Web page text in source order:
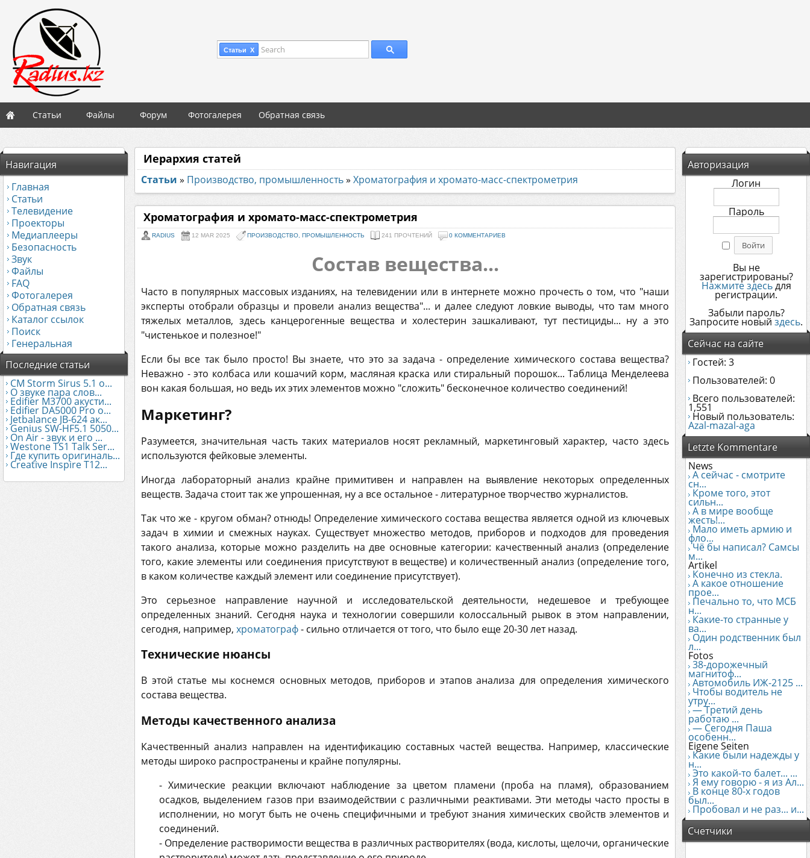
Статьи X Search
Статьи Файлы Форум Фотогалерея Обратная связь
Навигация
Главная
Статьи
Телевидение
Проекторы
Медиаплееры
Безопасность
Звук
Файлы
FAQ
Фотогалерея
Обратная связь
Каталог ссылок
Поиск
Генеральная
Последние статьи
CM Storm Sirus 5.1 о...
О звуке пара слов...
Edifier М3700 акусти...
Edifier DA5000 Pro о...
Jetbalance JB-624 ак...
Genius SW-HF5.1 5050...
On Air - звук и его ...
Westone TS1 Talk Ser...
Где купить оригиналь...
Creative Inspire T12...
Авторизация
Логин
Пароль
Вы не
зарегистрированы?
Нажмите здесьдля
регистрации.
Забыли пароль?
Запросите новый здесь.
Сейчас на сайте
Гостей: 3
Пользователей: 0
Всего пользователей:
1,551
Новый пользователь:
Azal-mazal-aga
Letzte Kommentare
News
А сейчас - смотрите
сн...
Кроме того, этот
сильн...
А в мире вообще
жесть!...
Мало иметь армию и
фло...
Чё бы написал? Самсы
м...
Artikel
Конечно из стекла.
А какое отношение
прое...
Печально то, что МСБ
н...
Какие-то странные у
ва...
Один родственник был
л...
Fotos
38-дорожечный
магнитоф...
Автомобиль ИЖ-2125 ...
Чтобы водитель не
утру...
— Третий день
работаю ...
— Сегодня Паша
особенн...
Eigene Seiten
Какие были надежды у
н...
Это какой-то балет... ...
Я ему говорю - я из Ал...
В конце 80-х годов
был...
Пробовал и не раз... и...
Счетчики
Иерархия статей
Статьи » Производство, промышленность» Хроматография и хромато-масс-спектрометрия
Хроматография и хромато-масс-спектрометрия
RADIUS 12 MAR 2025 ПРОИЗВОДСТВО, ПРОМЫШЛЕННОСТЬ 241 ПРОЧТЕНИЙ 0 КОММЕНТАРИЕВ
Состав вещества...
Часто в популярных массовых изданиях, на телевидении или в интернете можно прочесть о том, что "наши
эксперты отобрали образцы и провели анализ вещества"... и далее следуют ловкие выводы, что там много
тяжелых металлов, здесь канцерогенные вещества и холестерин зашкаливают, тут пестициды... ну а это
"чистенькое и полезное!"
Если бы все так было просто! Вы знаете, что это за задача - определение химического состава вещества?
Неважно - это колбаса или кошачий корм, масляная краска или стиральный порошок... Таблица Менделеева
вон какая большая, но ведь их этих элементов можно "сложить" бесконечное количество соединений!
Маркетинг?
Разумеется, значительная часть таких материалов носят рекламный, маркетинговый характер, часто здесь
используются фейковые элементы.
Иногда лабораторный анализ крайне примитивен и направлен на выявление некоторых определенных
веществ. Задача стоит так же упрошенная, ну а все остальное - литературное творчество журналистов.
Так что же - кругом обман? отнюдь! Определение химического состава вещества является одной из ключевых
задач в химии и смежных науках. Существует множество методов, приборов и подходов для проведения
такого анализа, которые можно разделить на две основные категории: качественный анализ (определение
того, какие элементы или соединения присутствуют в веществе) и количественный анализ (определение того,
в каком количестве каждый элемент или соединение присутствует).
Это серьезное направление научной и исследовательской деятельности, недешевое и требующее
определенных знаний. Сегодня наука и технологии совершили колоссальный рывок в этом направлении,
сегодня, например, хроматограф- сильно отличается от того, что было еще 20-30 лет назад.
Технические нюансы
В этой статье мы коснемся основных методов, приборов и этапов анализа для определения химического
состава вещества.
Методы качественного анализа
Качественный анализ направлен на идентификацию составных частей вещества. Например, классические
методы широко распространены и крайне популярны.
- Химические реакции включают наблюдение за цветом пламени (проба на пламя), образованием
осадков, выделением газов при взаимодействии с различными реактивами. Эти методы часто просты в
исполнении, но могут быть не очень специфичными и требуют знания химических свойств элементов и
соединений.
- Определение растворимости вещества в различных растворителях (вода, кислоты, щелочи, органические